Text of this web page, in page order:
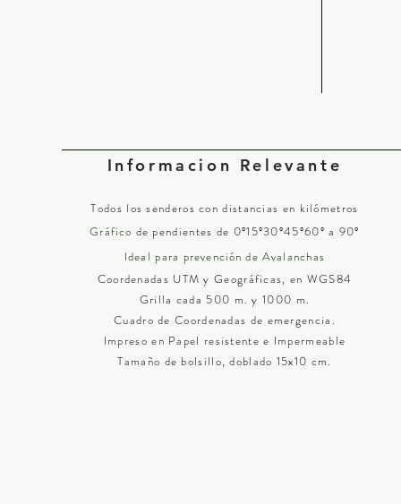
Informacion Relevante
Todos los senderos con distancias en kilómetros
Gráfico de pendientes de 0º15º30º45º60º a 90º
Ideal para prevención de Avalanchas
Coordenadas UTM y Geográficas, en WGS84
Grilla cada 500 m. y 1000 m.
Cuadro de Coordenadas de emergencia.
Impreso en Papel resistente e Impermeable
Tamaño de bolsillo, doblado 15x10 cm.